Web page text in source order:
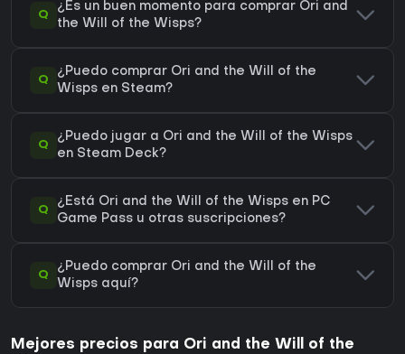
Q
¿Es un buen momento para comprar Ori and
the Will of the Wisps?
Q
¿Puedo comprar Ori and the Will of the
Wisps en Steam?
Q
¿Puedo jugar a Ori and the Will of the Wisps
en Steam Deck?
Q
¿Está Ori and the Will of the Wisps en PC
Game Pass u otras suscripciones?
Q
¿Puedo comprar Ori and the Will of the
Wisps aquí?
Mejores precios para Ori and the Will of the